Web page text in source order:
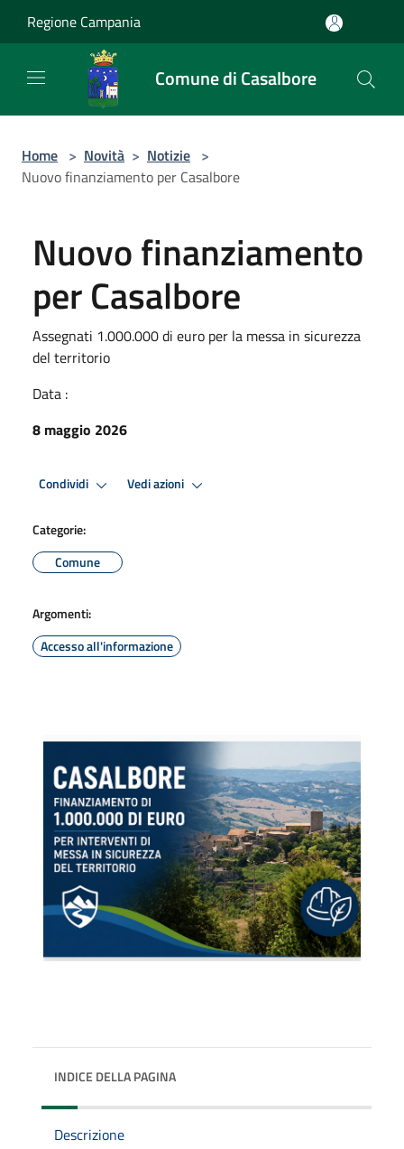
Regione Campania
Comune di Casalbore
Home > Novità > Notizie >
Nuovo finanziamento per Casalbore
Nuovo finanziamento
per Casalbore
Assegnati 1.000.000 di euro per la messa in sicurezza
del territorio
Data :
8 maggio 2026
Condividi Vedi azioni
Categorie:
Comune
Argomenti:
Accesso all'informazione
INDICE DELLA PAGINA
Descrizione